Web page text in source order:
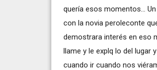
quería esos momentos...
con la novia peroleconte
demostrara interés en eso
llame y le explq lo del lugar
cuando ir cuando nos